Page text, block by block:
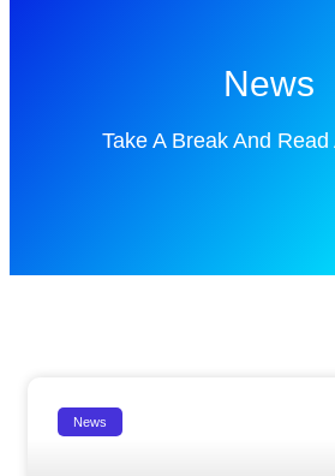
News
Take A Break And
News